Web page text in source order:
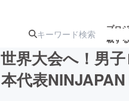
プロ
載す
世界大会へ！男
本代表